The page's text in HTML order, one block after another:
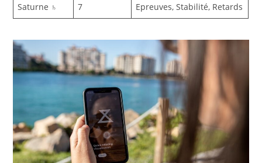
Saturne ♄ 7 Epreuves, Stabilité, Retards